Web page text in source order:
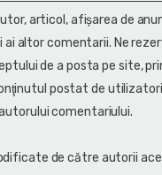
articol, afişarea de
altor comentarii. Ne
de a posta pe site,
postat de
comentariului.
de către autorii